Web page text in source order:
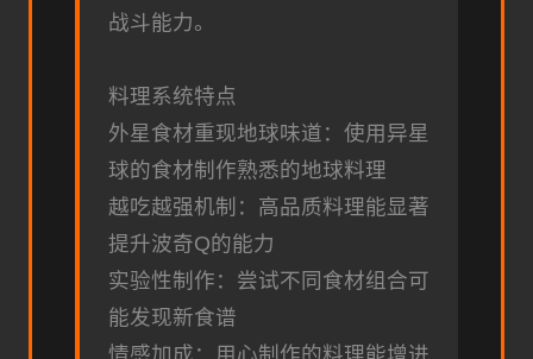
战斗能力。
料理系统特点
外星食材重现地球味道：使用异星
球的食材制作熟悉的地球料理
越吃越强机制：高品质料理能显著
提升波奇Q的能力
实验性制作：尝试不同食材组合可
能发现新食谱